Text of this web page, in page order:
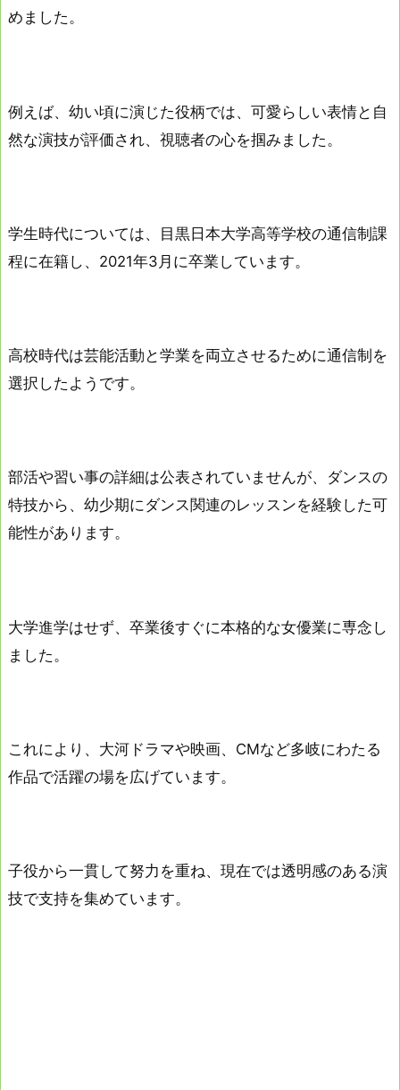
めました。
例えば、幼い頃に演じた役柄では、可愛らしい表情と自
然な演技が評価され、視聴者の心を掴みました。
学生時代については、目黒日本大学高等学校の通信制課
程に在籍し、2021年3月に卒業しています。
高校時代は芸能活動と学業を両立させるために通信制を
選択したようです。
部活や習い事の詳細は公表されていませんが、ダンスの
特技から、幼少期にダンス関連のレッスンを経験した可
能性があります。
大学進学はせず、卒業後すぐに本格的な女優業に専念し
ました。
これにより、大河ドラマや映画、CMなど多岐にわたる
作品で活躍の場を広げています。
子役から一貫して努力を重ね、現在では透明感のある演
技で支持を集めています。